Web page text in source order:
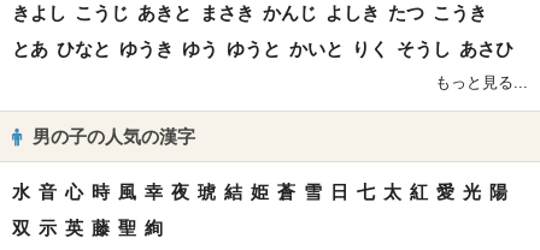
きよし こうじ あきと まさき かんじ よしき たつ こうき
とあ ひなと ゆうき ゆう ゆうと かいと りく そうし あさひ
もっと見る...
男の子の人気の漢字
水 音 心 時 風 幸 夜 琥 結 姫 蒼 雪 日 七 太 紅 愛 光 陽
双 示 英 藤 聖 絢